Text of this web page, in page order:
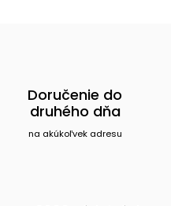
Doručenie do
druhého dňa
na akúkoľvek adresu